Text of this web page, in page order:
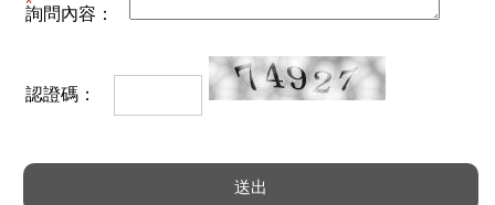
詢問內容：
認證碼：